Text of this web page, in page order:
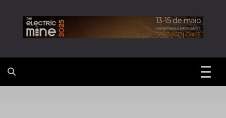
Revista
Minérios &
Minerales